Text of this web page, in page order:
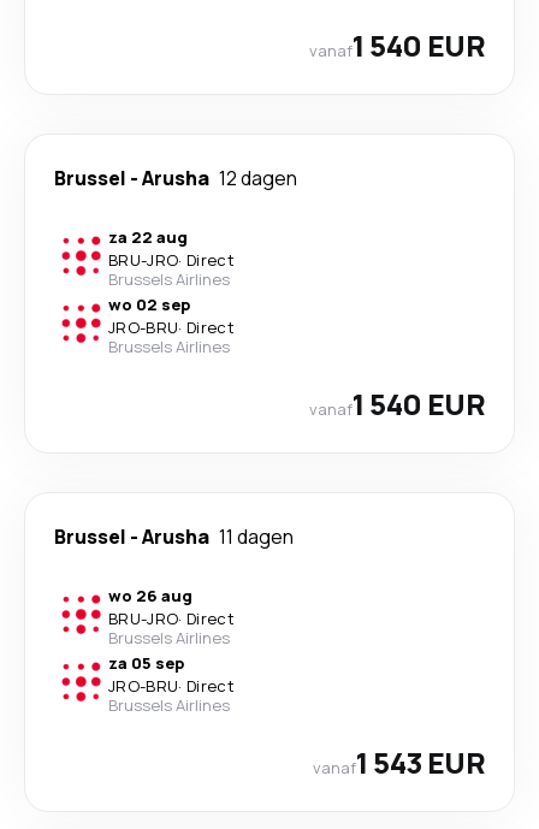
vanaf1 540 EUR
Brussel -Arusha 12 dagen
za 22 aug
BRU-JRO· Direct
Brussels Airlines
wo 02 sep
JRO-BRU· Direct
Brussels Airlines
vanaf1 540 EUR
Brussel -Arusha 11 dagen
wo 26 aug
BRU-JRO· Direct
Brussels Airlines
za 05 sep
JRO-BRU· Direct
Brussels Airlines
vanaf1 543 EUR